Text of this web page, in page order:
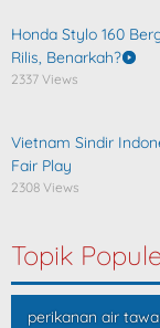
Honda Stylo 160
Rilis, Benarkah?
2337 Views
Vietnam Sindir
Fair Play
2308 Views
Topik
perikanan air